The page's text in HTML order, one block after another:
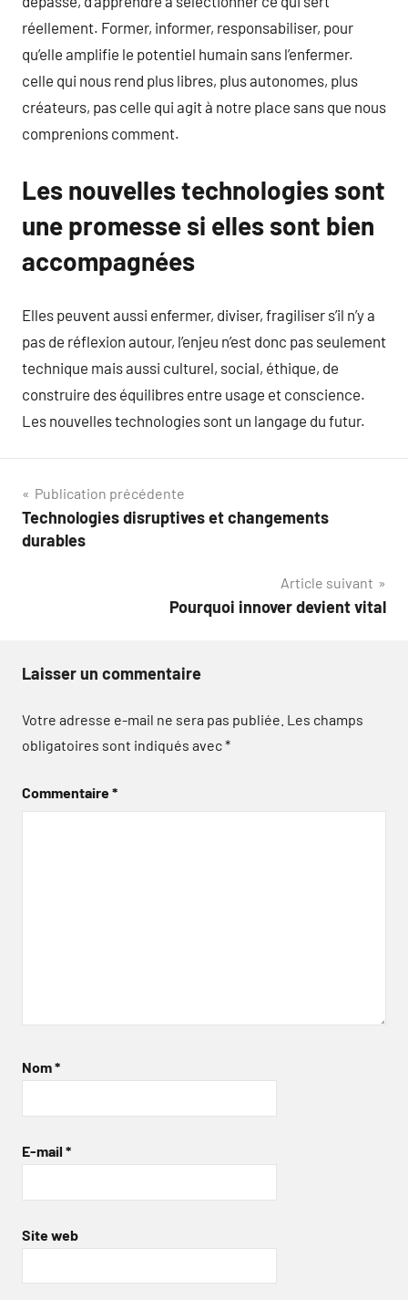
réellement. Former, informer, responsabiliser, pour
qu’elle amplifie le potentiel humain sans l’enfermer.
celle qui nous rend plus libres, plus autonomes, plus
créateurs, pas celle qui agit à notre place sans que nous
comprenions comment.
Les nouvelles technologies sont
une promesse si elles sont bien
accompagnées
Elles peuvent aussi enfermer, diviser, fragiliser s’il n’y a
pas de réflexion autour, l’enjeu n’est donc pas seulement
technique mais aussi culturel, social, éthique, de
construire des équilibres entre usage et conscience.
Les nouvelles technologies sont un langage du futur.
Navigation
de
Publication précédente
Technologies disruptives et changements
durables
Article suivant
Pourquoi innover devient vital
Laisser un commentaire
Votre adresse e-mail ne sera pas publiée. Les champs
obligatoires sont indiqués avec*
Commentaire*
Nom*
E-mail *
Site web